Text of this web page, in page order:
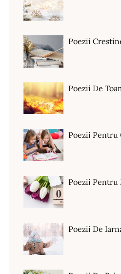
Poezii
Poezii De
Poezii Pentru
Poezii Pentru
Poezii De